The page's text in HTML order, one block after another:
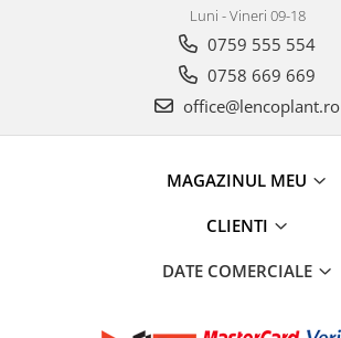
Luni - Vineri 09-18
0759 555 554
0758 669 669
office@lencoplant.ro
MAGAZINUL MEU
CLIENTI
DATE COMERCIALE